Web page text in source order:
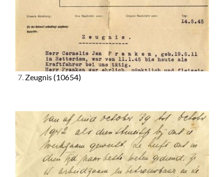
7. Zeugnis (10654)